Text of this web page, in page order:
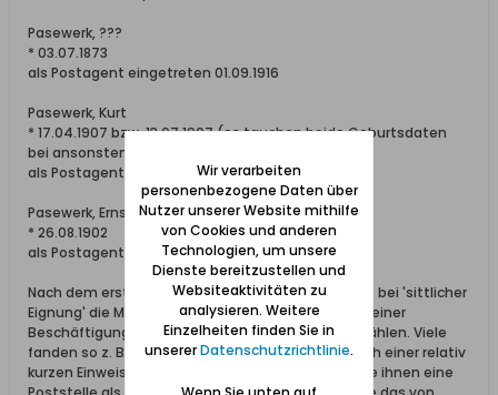
Pasewerk, ???
* 03.07.1873
als Postagent eingetreten 01.09.1916
Pasewerk, Kurt
* 17.04.1907 bzw. 13.07.1907 (es tauchen beide Geburtsdaten
bei ansonsten identischen Angaben auf ...)
als Postagent eingetreten 01.07.1934
Pasewerk, Ernst
* 26.08.1902
als Postagent eingetreten: 01.09.1936
Nach dem ersten Weltkrieg hatten Kriegsverletzte bei 'sittlicher
Eignung' die Möglichkeit zwischen einer rente und einer
Beschäftigung in einem Saatsunternehmen zu wählen. Viele
fanden so z. B. den Einstieg in den Postdienst. Nach einer relativ
kurzen Einweisung bei der Oberpostdirektion wurde ihnen eine
Wir verarbeiten
personenbezogene Daten über
Nutzer unserer Website mithilfe
von Cookies und anderen
Technologien, um unsere
Dienste bereitzustellen und
Websiteaktivitäten zu
analysieren. Weitere
Einzelheiten finden Sie in
unsererDatenschutzrichtlinie.